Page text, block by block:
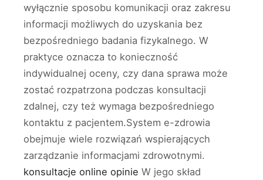
wyłącznie sposobu komunikacji oraz zakresu
informacji możliwych do uzyskania bez
bezpośredniego badania fizykalnego. W
praktyce oznacza to konieczność
indywidualnej oceny, czy dana sprawa może
zostać rozpatrzona podczas konsultacji
zdalnej, czy też wymaga bezpośredniego
kontaktu z pacjentem.System e-zdrowia
obejmuje wiele rozwiązań wspierających
zarządzanie informacjami zdrowotnymi.
konsultacje online opinie W jego skład